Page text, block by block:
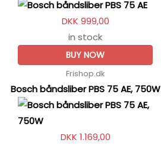
DKK 999,00
in stock
BUY NOW
Frishop.dk
Bosch båndsliber PBS 75 AE, 750W
DKK 1.169,00